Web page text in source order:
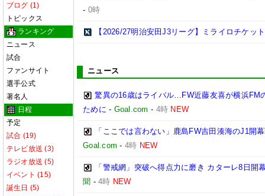
ブログ (1)
トピックス
ランキング
ニュース
試合
ファンサイト
選手公式
著名人
日程
予定
試合 (19)
テレビ放送 (3)
ラジオ放送 (5)
イベント (15)
誕生日 (5)
- 0時
【2026/27明治安田J3リーグ】ミライロチケッ
ニュース
驚異の16歳はライバル…FW近藤友喜が横浜FM
ために - Goal.com - 4時 NEW
「ここでは言わない」鹿島FW吉田湊海のJ1開
Goal.com - 4時 NEW
「警戒網」突破へ得点力に磨き カターレ8日開
聞 -4時 NEW